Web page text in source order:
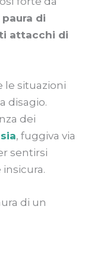
paura di
attacchi di
le situazioni
disagio.
dei
, fuggiva via
sentirsi
di un